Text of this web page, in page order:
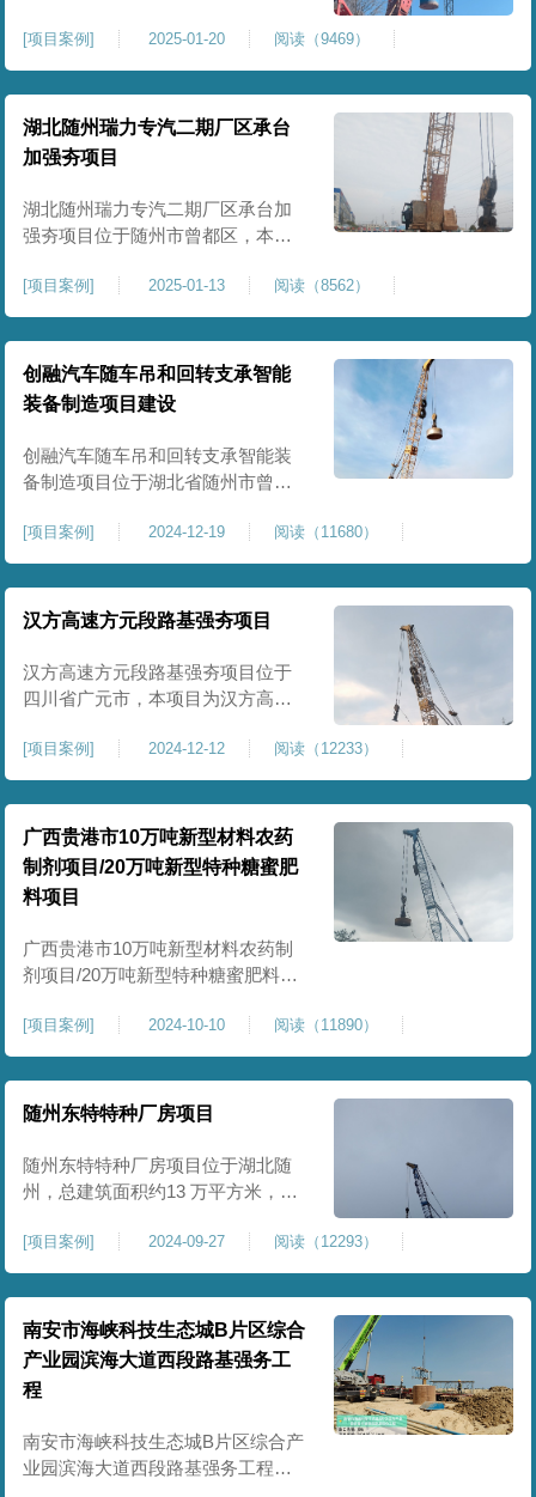
米。本项目场地后续使用要求较
高，设计拟采用大夯击能进行场地
地基加固处理，我司配备FW5000A
大型强夯机一台，并配备28m龙门架
一幅辅助高能级强夯施工，配备
85T，直径为2m，高度为2.2m的柱
锤一个，柱锤接地面积更小，强夯
穿透
[项目案例] 2025-01-20 阅读（9469）
湖北随州瑞力专汽二期厂区承台
加强夯项目
湖北随州瑞力专汽二期厂区承台加
强夯项目位于随州市曾都区，本项
要求采用强夯置换工艺进行加固处
理，要求经处理深度不小于8米，地
基承载力不小于180Kpa，该项目场
地周边已有建筑物，且本项目采用
夯击能较大，夯击次数较多，为确
保场地临近建筑物安全性，我司在
临近建筑物的场地界限开挖减震沟
[项目案例] 2025-01-13 阅读（8562）
创融汽车随车吊和回转支承智能
装备制造项目建设
创融汽车随车吊和回转支承智能装
备制造项目位于湖北省随州市曾都
套设置，本次对主要对项目生产车
间区域进行强夯施工，面积约为
20000平方米，要求经强夯后地基承
载力不低于140Kpa。康尚强夯公司
场，设备型号为ZRYG3500C，施工
作业人员按照设计严格施工。
[项目案例] 2024-12-19 阅读（11680）
汉方高速方元段路基强夯项目
汉方高速方元段路基强夯项目位于
四川省广元市，本项目为汉方高速
240000平方米，施工周期长，待路
基回填达到设计标高后，强夯施工
一次。我司于土方单位交叉作业。
康尚强夯公司于2024年10月20日安
排设备人员进场，按照图纸设计施
工。
[项目案例] 2024-12-12 阅读（12233）
广西贵港市10万吨新型材料农药
制剂项目/20万吨新型特种糖蜜肥
料项目
广西贵港市10万吨新型材料农药制
剂项目/20万吨新型特种糖蜜肥料项
期施工，一期为10万吨新型材料农
药制剂项目施工，二期为20万吨新
型特种糖蜜肥料项目，两期项目都
采用基础承台加强夯和普通强夯施
使用要求，单独对基础承台位置地
基进行置换加强夯，其他区域采用
[项目案例] 2024-10-10 阅读（11890）
随州东特特种厂房项目
随州东特特种厂房项目位于湖北随
州，总建筑面积约13 万平方米，为
载力与均匀性要求严苛。项目于
2024 年 9 月正式开工，地基处理采
用高能级强夯施工工艺，通过大吨
位重锤动力固结，全面提升场地密
实度与承载性能，满足重载车间、
设备基础与行车轨道的长期稳定运
行要求。项目严格遵循强夯地基处
[项目案例] 2024-09-27 阅读（12293）
南安市海峡科技生态城B片区综合
产业园滨海大道西段路基强务工
程
南安市海峡科技生态城B片区综合产
业园滨海大道西段路基强务工程位